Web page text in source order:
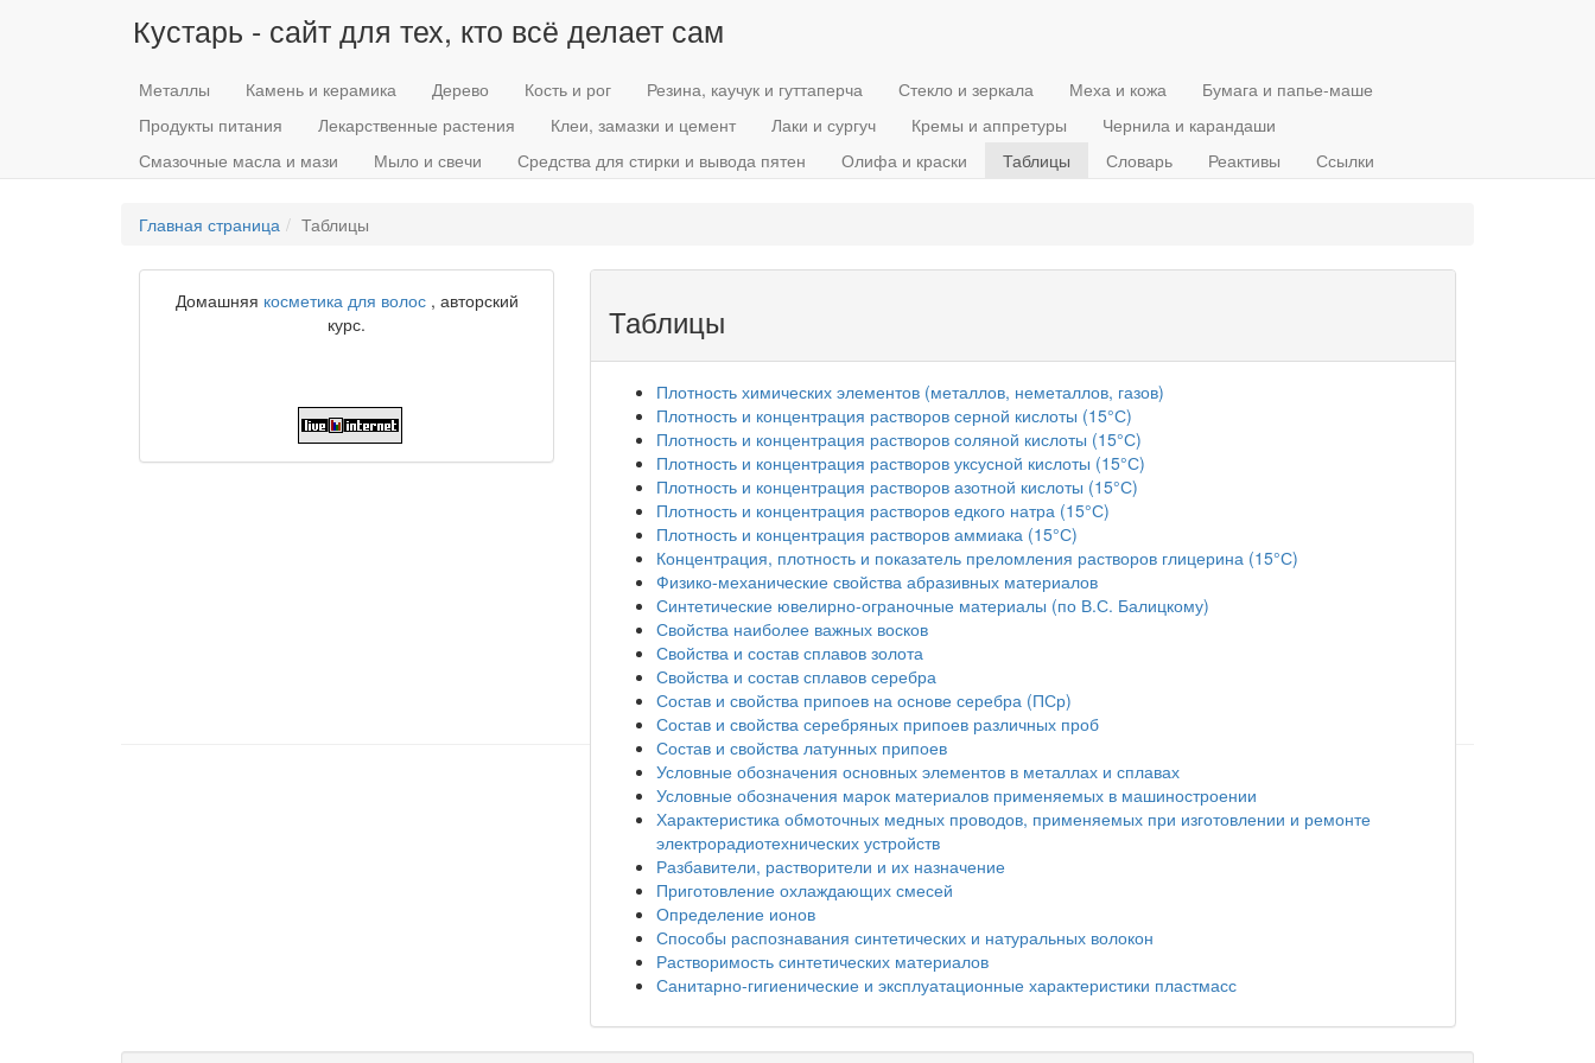
Кустарь - сайт для тех, кто всё делает сам
Металлы Камень и керамика Дерево Кость и рог Резина, каучук и гуттаперча Стекло и зеркала Меха и кожа
Бумага и папье-маше
Продукты питания
Лекарственные растения Клеи, замазки и цемент Лаки и сургуч Кремы и аппретуры
Чернила и карандаши
Смазочные масла и мази
Мыло и свечи Средства для стирки и вывода пятен Олифа и краски Таблицы Словарь Реактивы Ссылки
Главная страница Таблицы
Домашняя косметика для волос, авторский
курс.
Таблицы
Плотность химических элементов (металлов, неметаллов, газов)
Плотность и концентрация растворов серной кислоты (15°С)
Плотность и концентрация растворов соляной кислоты (15°С)
Плотность и концентрация растворов уксусной кислоты (15°С)
Плотность и концентрация растворов азотной кислоты (15°С)
Плотность и концентрация растворов едкого натра (15°С)
Плотность и концентрация растворов аммиака (15°С)
Концентрация, плотность и показатель преломления растворов глицерина (15°С)
Физико-механические свойства абразивных материалов
Синтетические ювелирно-ограночные материалы (по В.С. Балицкому)
Свойства наиболее важных восков
Свойства и состав сплавов золота
Свойства и состав сплавов серебра
Состав и свойства припоев на основе серебра (ПСр)
Состав и свойства серебряных припоев различных проб
Состав и свойства латунных припоев
Условные обозначения основных элементов в металлах и сплавах
Условные обозначения марок материалов применяемых в машиностроении
Характеристика обмоточных медных проводов, применяемых при изготовлении и ремонте
электрорадиотехнических устройств
Разбавители, растворители и их назначение
Приготовление охлаждающих смесей
Определение ионов
Способы распознавания синтетических и натуральных волокон
Растворимость синтетических материалов
Санитарно-гигиенические и эксплуатационные характеристики пластмасс